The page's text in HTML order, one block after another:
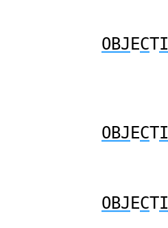
OBJ ECTI
OBJ ECTI
OBJ ECTI